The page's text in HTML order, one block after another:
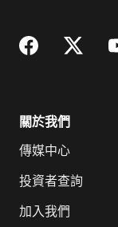
關於我們
傳媒中心
投資者查詢
加入我們